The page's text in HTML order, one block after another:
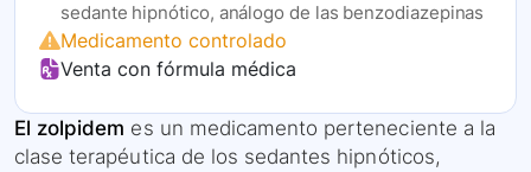
sedante hipnótico, análogo de las benzodiazepinas
Medicamento controlado
Venta con fórmula médica
El zolpidem es un medicamento perteneciente a la
clase terapéutica de los sedantes hipnóticos,